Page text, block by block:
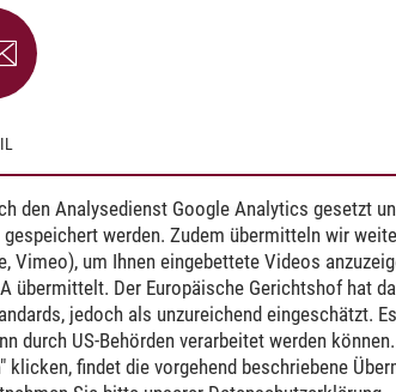
den Analysedienst Google Analytics gesetzt
werden. Zudem übermitteln wir
Vimeo), um Ihnen eingebettete Videos
übermittelt. Der Europäische Gerichtshof hat
jedoch als unzureichend eingeschätzt.
durch US-Behörden verarbeitet werden
klicken, findet die vorgehend beschriebene